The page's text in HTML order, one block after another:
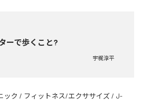
ーで歩くこと?
宇梶淳平
ック / フィットネス/エクササイズ / J-